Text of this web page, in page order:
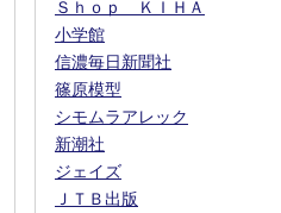
Ｓｈｏｐ ＫＩＨＡ
小学館
信濃毎日新聞社
篠原模型
シモムラアレック
新潮社
ジェイズ
ＪＴＢ出版